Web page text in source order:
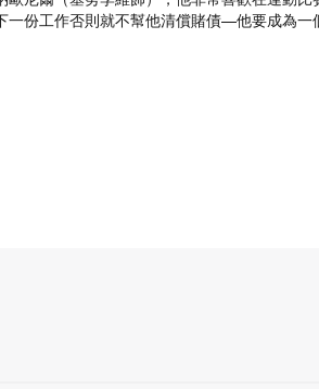
一份工作否則就不幫他清償賭債—他要成為